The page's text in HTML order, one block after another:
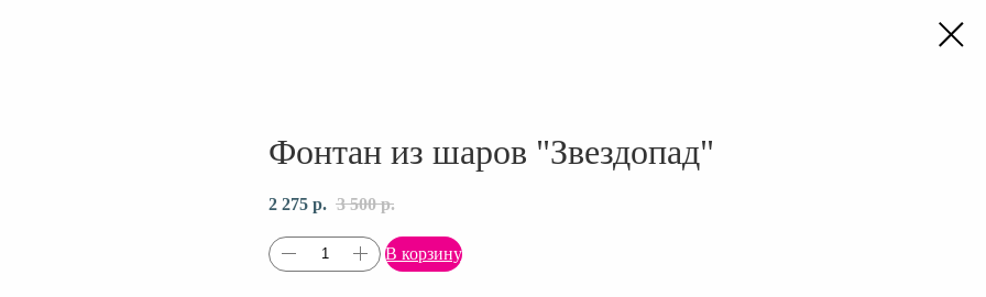
Фонтан из шаров "Звездопад"
2 275 р. 3 500 р.
В корзину